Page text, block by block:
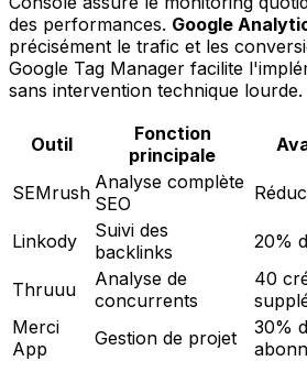
des performances. Google
précisément le trafic et les
Google Tag Manager facilite
sans intervention technique lourde.
Outil
Fonction
principale
SEMrush Analyse complète
SEO
Linkody
Suivi des
backlinks
20%
Thruuu
Analyse de
concurrents
40
Merci
App
Gestion de projet
30%